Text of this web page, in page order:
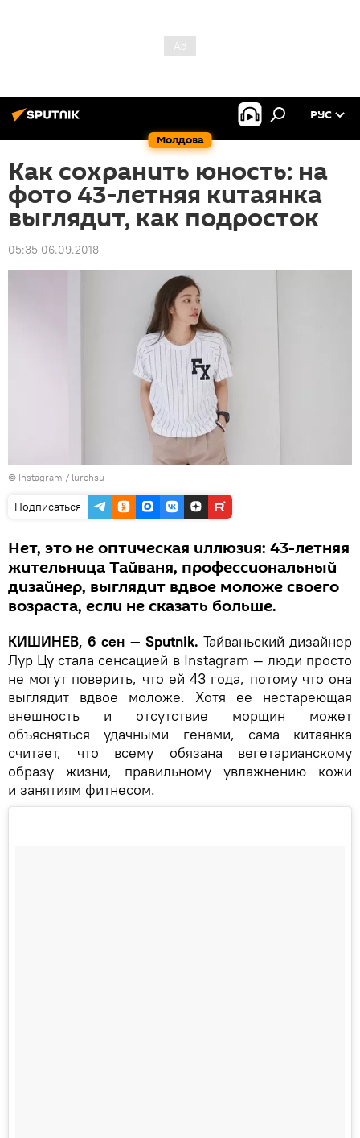
Молдова
РУС
Как сохранить юность: на
фото 43-летняя китаянка
выглядит, как подросток
05:35 06.09.2018
© Instagram / lurehsu
Подписаться
Нет, это не оптическая иллюзия: 43-летняя
жительница Тайваня, профессиональный
дизайнер, выглядит вдвое моложе своего
возраста, если не сказать больше.
КИШИНЕВ, 6 сен — Sputnik. Тайваньский дизайнер
Лур Цу стала сенсацией в Instagram — люди просто
не могут поверить, что ей 43 года, потому что она
выглядит вдвое моложе. Хотя ее нестареющая
внешность и отсутствие морщин может
объясняться удачными генами, сама китаянка
считает, что всему обязана вегетарианскому
образу жизни, правильному увлажнению кожи
и занятиям фитнесом.